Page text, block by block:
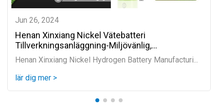
Jun 26, 2024
Henan Xinxiang Nickel Vätebatteri
Tillverkningsanläggning-Miljövänlig,
energibesparande,...
Henan Xinxiang Nickel Hydrogen Battery Manufacturi...
lär dig mer >